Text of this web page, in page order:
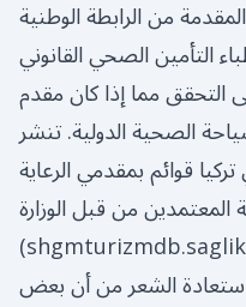
من الرابطة الوطنية
التحقق مما إذا كان مقدم
الصحية الدولية. تنشر
قوائم بمقدمي الرعاية
المعتمدين من قبل الوزارة.
(
استعادة الشعر من أن بعض